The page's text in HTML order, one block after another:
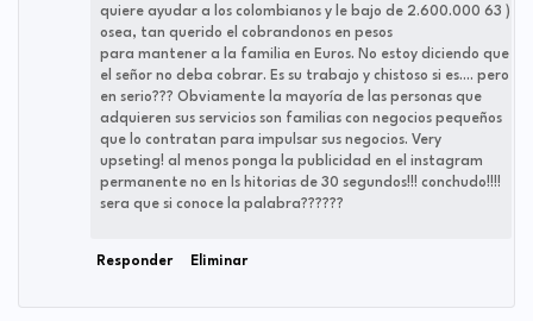
quiere ayudar a los colombianos y le bajo de 2.600.000 63 )
osea, tan querido el cobrandonos en pesos
para mantener a la familia en Euros. No estoy diciendo que
el señor no deba cobrar. Es su trabajo y chistoso si es.... pero
en serio??? Obviamente la mayoría de las personas que
adquieren sus servicios son familias con negocios pequeños
que lo contratan para impulsar sus negocios. Very
upseting! al menos ponga la publicidad en el instagram
permanente no en ls hitorias de 30 segundos!!! conchudo!!!!
sera que si conoce la palabra??????
Responder Eliminar